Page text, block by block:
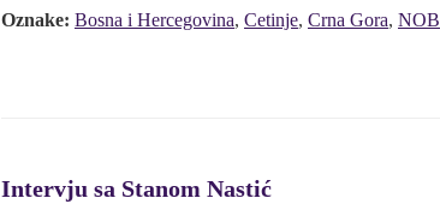
Oznake: Bosna i Hercegovina, Cetinje, Crna Gora, NOB
Intervju sa Stanom Nastić